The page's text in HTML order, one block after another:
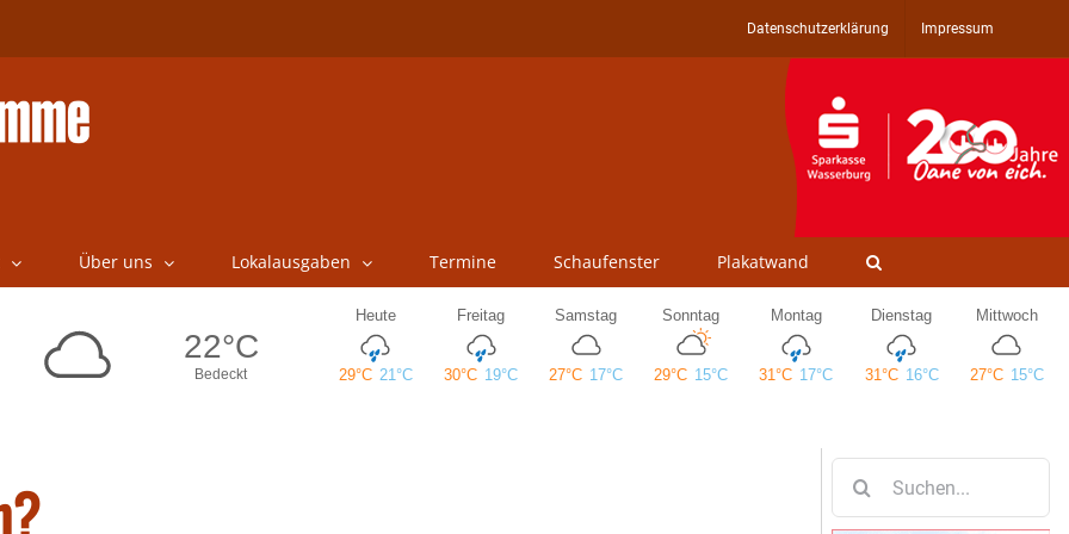
Datenschutzerklärung Impressum
Über uns Lokalausgaben Termine Schaufenster Plakatwand
nach: